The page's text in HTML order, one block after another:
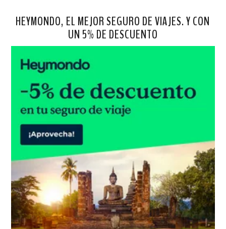
HEYMONDO, EL MEJOR SEGURO DE VIAJES. Y CON
UN 5% DE DESCUENTO